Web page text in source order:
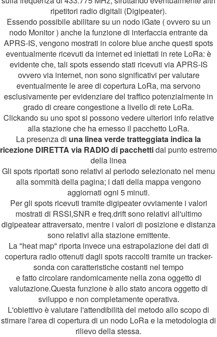
ripetitori radio digitali (Digipeater).
Essendo possibile abilitare su un nodo iGate ( ovvero su un
nodo Monitor ) anche la funzione di interfaccia entrante da
APRS-IS, vengono mostrati in colore blue anche questi spots
eventualmente ricevuti da internet ed iniettati in rete LoRa: è
evidente che, tali spots essendo stati ricevuti via APRS-IS
ovvero via internet, non sono significativi per valutare
eventualmente le aree di copertura LoRa, ma servono
esclusivamente per evidenziare del traffico potenzialmente in
grado di creare congestione a livello di rete LoRa.
Clickando su uno spot si possono vedere ulteriori info relative
alla stazione che ha emesso il pacchetto LoRa.
La presenza di una linea verde tratteggiata indica la
ricezione DIRETTA via RADIO di pacchettidal punto estremo
della linea
Gli spots riportati sono relativi al periodo selezionato nel menu
alla sommità della pagina; i dati della mappa vengono
aggiornati ogni 5 minuti.
Per gli spots ricevuti tramite digipeater ovviamente i valori
mostrati di RSSI,SNR e freq.drift sono relativi all'ultimo
digipeatear attraversato, mentre i valori di posizione e distanza
sono relativi alla stazione emittente.
La "heat map" riporta invece una estrapolazione dei dati di
copertura radio ottenuti dagli spots raccolti tramite un tracker-
sonda con caratteristiche costanti nel tempo
e fatto circolare randomicamente nella zona oggetto di
valutazione.Questa funzione è allo stato ancora oggetto di
sviluppo e non completamente operativa.
L'obiettivo è valutare l'attendibilità del metodo allo scopo di
stimare l'area di copertura di un nodo LoRa e la metodologia di
rilievo della stessa.